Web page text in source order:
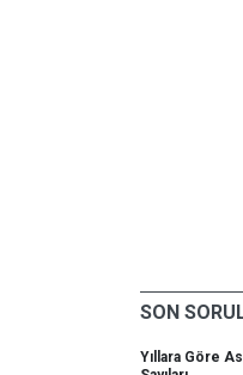
SON
Yıllara Göre